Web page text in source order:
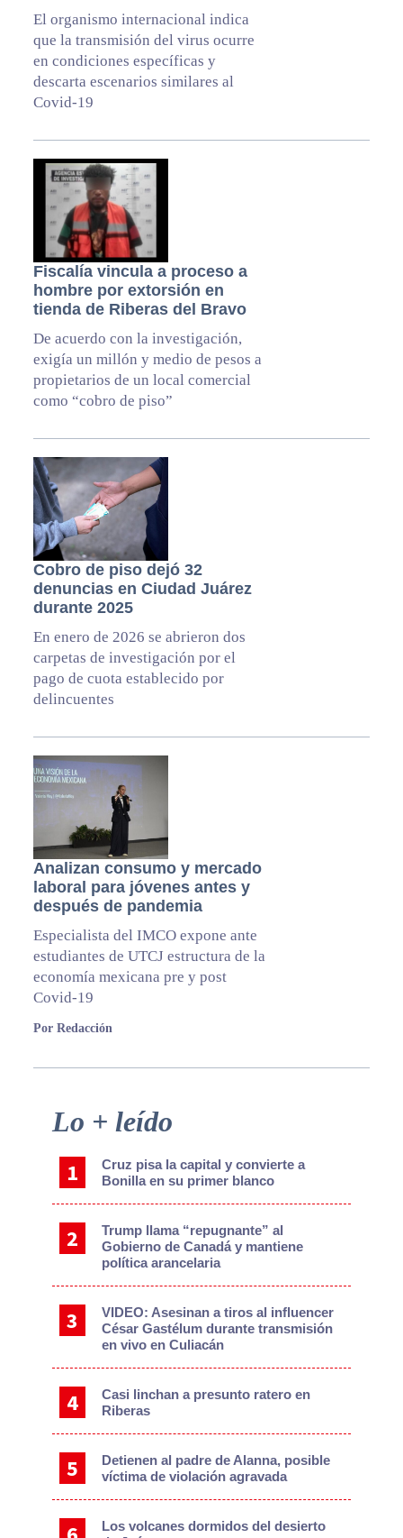
El organismo internacional indica
que la transmisión del virus ocurre
en condiciones específicas y
descarta escenarios similares al
Covid-19
Fiscalía vincula a proceso a
hombre por extorsión en
tienda de Riberas del Bravo
De acuerdo con la investigación,
exigía un millón y medio de pesos a
propietarios de un local comercial
como “cobro de piso”
Cobro de piso dejó 32
denuncias en Ciudad Juárez
durante 2025
En enero de 2026 se abrieron dos
carpetas de investigación por el
pago de cuota establecido por
delincuentes
Analizan consumo y mercado
laboral para jóvenes antes y
después de pandemia
Especialista del IMCO expone ante
estudiantes de UTCJ estructura de la
economía mexicana pre y post
Covid-19
Por Redacción
Primary
Sidebar
Lo + leído
Cruz pisa la capital y convierte a
Bonilla en su primer blanco
Trump llama “repugnante” al
Gobierno de Canadá y mantiene
política arancelaria
VIDEO: Asesinan a tiros al influencer
César Gastélum durante transmisión
en vivo en Culiacán
Casi linchan a presunto ratero en
Riberas
Detienen al padre de Alanna, posible
víctima de violación agravada
Los volcanes dormidos del desierto